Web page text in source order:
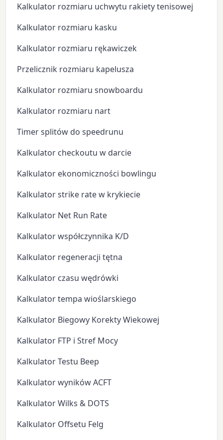
Kalkulator rozmiaru uchwytu rakiety tenisowej
Kalkulator rozmiaru kasku
Kalkulator rozmiaru rękawiczek
Przelicznik rozmiaru kapelusza
Kalkulator rozmiaru snowboardu
Kalkulator rozmiaru nart
Timer splitów do speedrunu
Kalkulator checkoutu w darcie
Kalkulator ekonomiczności bowlingu
Kalkulator strike rate w krykiecie
Kalkulator Net Run Rate
Kalkulator współczynnika K/D
Kalkulator regeneracji tętna
Kalkulator czasu wędrówki
Kalkulator tempa wioślarskiego
Kalkulator Biegowy Korekty Wiekowej
Kalkulator FTP i Stref Mocy
Kalkulator Testu Beep
Kalkulator wyników ACFT
Kalkulator Wilks & DOTS
Kalkulator Offsetu Felg